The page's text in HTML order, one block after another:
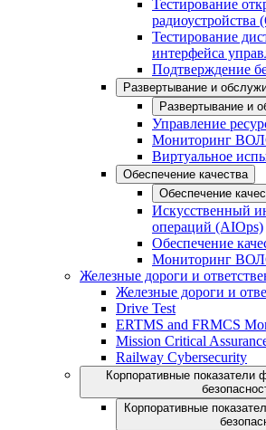
Тестирование
радиоустройства
Тестирование
интерфейса
Подтверждение
Развертывание и
Развертывание и
Управление
Мониторинг
Виртуальное
Обеспечение качества
Обеспечение
Искусственный
операций (AIOps)
Обеспечение
Мониторинг
Железные дороги и
Железные дороги и
Drive Test
ERTMS and FRMCS
Mission Critical
Railway Cybersecurity
Корпоративные показатели
Корпоративные